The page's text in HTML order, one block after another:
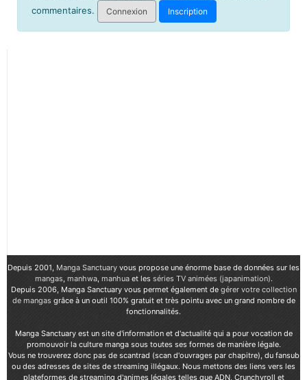
commentaires.
Connexion Inscription
Depuis 2001, Manga Sanctuary vous propose une énorme base de données sur les
mangas, manhwa, manhuaet les séries TV animées (japanimation).
Depuis 2006, Manga Sanctuary vous permet également de gérer votre collection
de mangasgrâce à un outil 100% gratuit et très pointu avec un grand nombre de
fonctionnalités.
Manga Sanctuary est un site d'information et d'actualité qui a pour vocation de
promouvoir la culture manga sous toutes ses formes de manière légale.
Vous ne trouverez donc pas de scantrad (scan d'ouvrages par chapitre), du fansub
ou des adresses de sites de streaming illégaux. Nous mettons des liens vers les
plateformes de streaming d'animes légales telles que ADN, Crunchyroll et